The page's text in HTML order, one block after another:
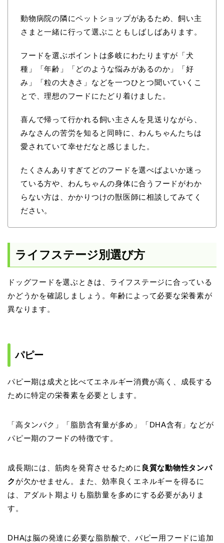
動物病院の隣にペットショップがあるため、飼い主
さまと一緒に行って選ぶこともしばしばあります。
フードを選ぶポイントは多岐にわたりますが「犬
種」「年齢」「どのような悩みがあるのか」「好
み」「粒の大きさ」などを一つひとつ聞いていくこ
とで、理想のフードにたどり着けました。
喜んで帰って行かれる飼い主さんを見送りながら、
みなさんの苦労を知ると同時に、わんちゃんたちは
愛されていて幸せだなと感じました。
たくさんありすぎてどのフードを選べばよいか迷っ
ている方や、わんちゃんの身体に合うフードがわか
らない方は、かかりつけの獣医師に相談してみてく
ださい。
ライフステージ別選び方
ドッグフードを選ぶときは、ライフステージに合っている
かどうかを確認しましょう。年齢によって必要な栄養素が
異なります。
パピー
パピー期は成犬と比べてエネルギー消費が高く、成長する
ために特定の栄養素を必要とします。
「高タンパク」「脂肪含有量が多め」「DHA含有」などが
パピー期のフードの特徴です。
成長期には、筋肉を発育させるために 良質な動物性タンパ
ク が欠かせません。また、効率良くエネルギーを得るに
は、アダルト期よりも脂肪量を多めにする必要がありま
す。
DHAは脳の発達に必要な脂肪酸で、パピー用フードに追加